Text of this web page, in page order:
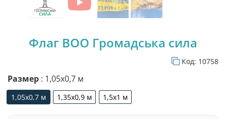
Флаг ВОО Громадська сила
Код: 10758
Размер : 1,05х0,7 м
1,05х0,7 м
1,05х0,7 м
1,35х0,9 м
1,35х0,9 м
1,5х1 м
1,5х1 м